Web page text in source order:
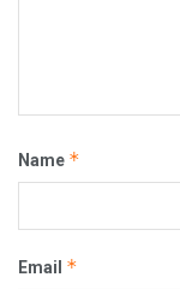
Name *
Email *